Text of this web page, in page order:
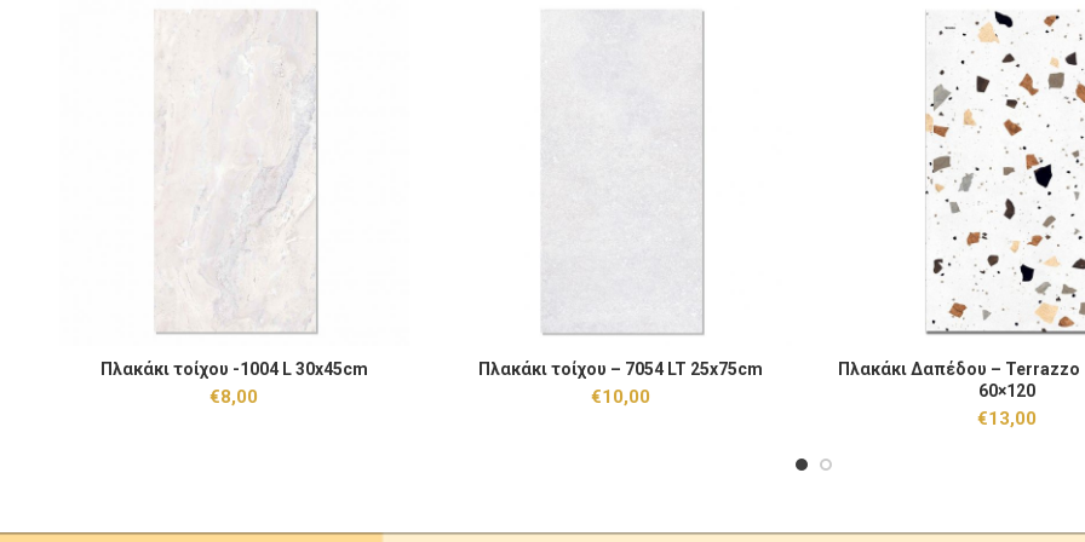
Πλακάκι τοίχου -1004 L 30x45cm ποσότητα
ΠΡΟΣΘΉΚΗ ΣΤΟ ΚΑΛΆΘΙ
Πλακάκι τοίχου -1004 L 30x45cm
€8,00
Πλακάκι τοίχου - 7054 LT 25x75cm ποσότητα
ΠΡΟΣΘΉΚΗ ΣΤΟ ΚΑΛΆΘΙ
Πλακάκι τοίχου – 7054 LT 25x75cm
€10,00
Πλακάκι Δαπέδου - Terrazzo
ΠΡΟΣΘΉΚΗ
Πλακάκι Δαπέδου – Terrazzo
60×120
€13,00